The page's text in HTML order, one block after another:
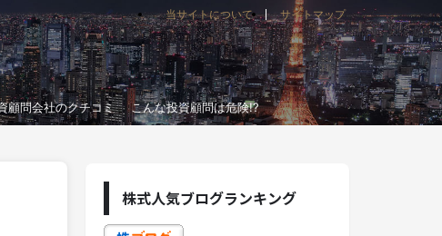
当サイトについて サイトマップ
顧問会社のクチコミ こんな投資顧問は危険!?
株式人気ブログランキング